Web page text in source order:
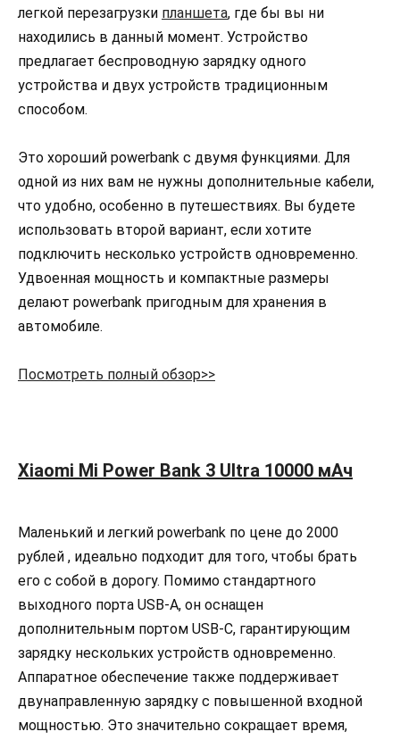
легкой перезагрузки планшета, где бы вы ни
находились в данный момент. Устройство
предлагает беспроводную зарядку одного
устройства и двух устройств традиционным
способом.
Это хороший powerbank с двумя функциями. Для
одной из них вам не нужны дополнительные кабели,
что удобно, особенно в путешествиях. Вы будете
использовать второй вариант, если хотите
подключить несколько устройств одновременно.
Удвоенная мощность и компактные размеры
делают powerbank пригодным для хранения в
автомобиле.
Посмотреть полный обзор>>
Xiaomi Mi Power Bank 3 Ultra 10000 мАч
Маленький и легкий powerbank по цене до 2000
рублей , идеально подходит для того, чтобы брать
его с собой в дорогу. Помимо стандартного
выходного порта USB-A, он оснащен
дополнительным портом USB-C, гарантирующим
зарядку нескольких устройств одновременно.
Аппаратное обеспечение также поддерживает
двунаправленную зарядку с повышенной входной
мощностью. Это значительно сокращает время,